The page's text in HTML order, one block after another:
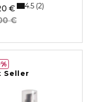
€
€
4.5 2
Seller